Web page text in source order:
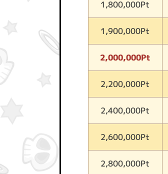
1,800,000Pt
1,900,000Pt
2,000,000Pt
2,200,000Pt
2,400,000Pt
2,600,000Pt
2,800,000Pt